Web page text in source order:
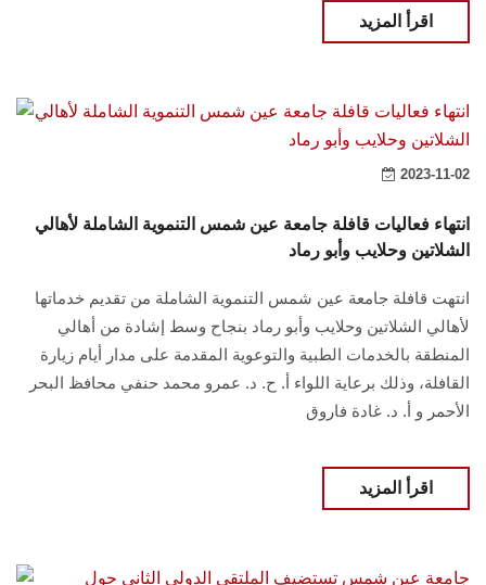
اقرأ المزيد
2023-11-02
انتهاء فعاليات قافلة جامعة عين شمس التنموية الشاملة لأهالي
الشلاتين وحلايب وأبو رماد
انتهت قافلة جامعة عين شمس التنموية الشاملة من تقديم خدماتها
لأهالي الشلاتين وحلايب وأبو رماد بنجاح وسط إشادة من أهالي
المنطقة بالخدمات الطبية والتوعوية المقدمة على مدار أيام زيارة
القافلة، وذلك برعاية اللواء أ. ح. د. عمرو محمد حنفي محافظ البحر
الأحمر و أ. د. غادة فاروق
اقرأ المزيد